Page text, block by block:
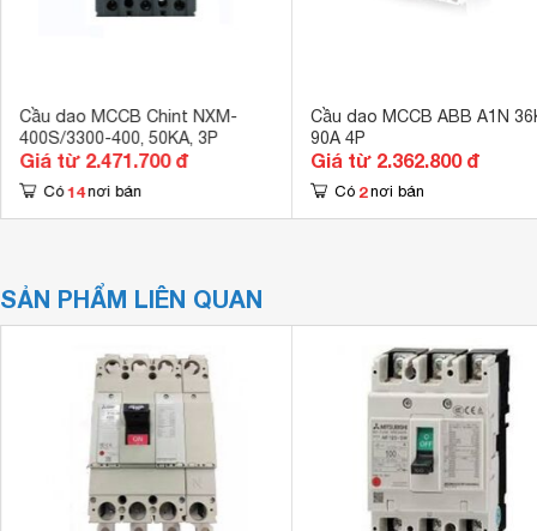
Cầu dao MCCB Chint NXM-
400S/3300-400, 50KA, 3P
Giá từ 2.471.700 đ
Có 14 nơi bán
Cầu dao MCCB ABB A1N
90A 4P
Giá từ 2.362.800 đ
Có 2 nơi bán
SẢN PHẨM LIÊN QUAN